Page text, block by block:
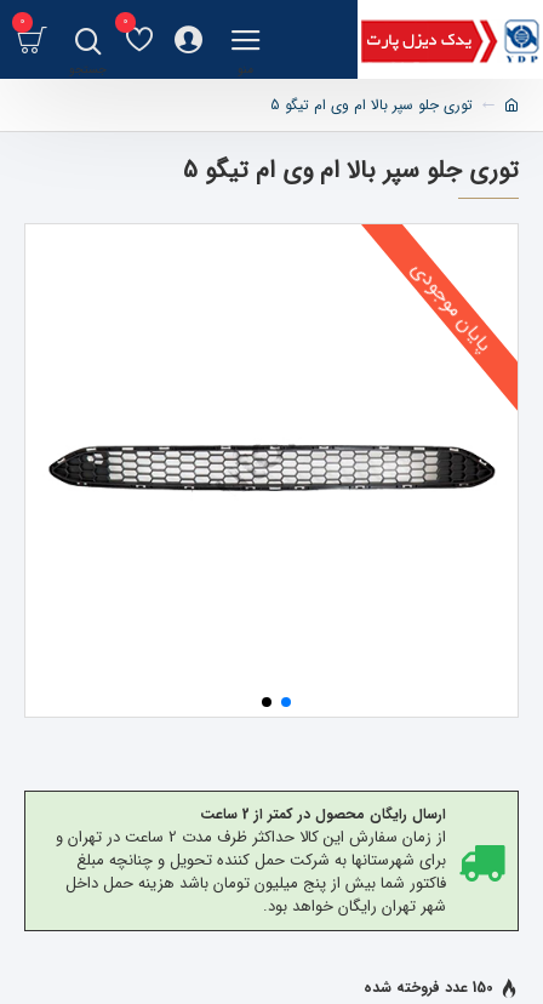
0
0
توری جلو سپر بالا ام وی ام تیگو 5
توری جلو سپر بالا ام وی ام تیگو 5
پایان موجودی
ارسال رایگان محصول در کمتر از 2 ساعت
از زمان سفارش این کالا حداکثر ظرف مدت 2 ساعت در تهران و
برای شهرستانها به شرکت حمل کننده تحویل و چنانچه مبلغ
فاکتور شما بیش از پنج میلیون تومان باشد هزینه حمل داخل
شهر تهران رایگان خواهد بود.
150 عدد فروخته شده